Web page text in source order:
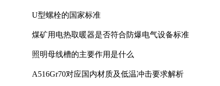
U型螺栓的国家标准
煤矿用电热取暖器是否符合防爆电气设备标准
照明母线槽的主要作用是什么
A516Gr70对应国内材质及低温冲击要求解析